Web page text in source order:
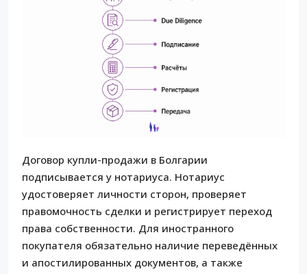
Договор купли-продажи в Болгарии
подписывается у нотариуса. Нотариус
удостоверяет личности сторон, проверяет
правомочность сделки и регистрирует переход
права собственности. Для иностранного
покупателя обязательно наличие переведённых
и апостилированных документов, а также